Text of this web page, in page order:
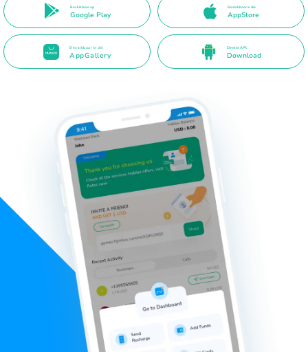
Beskikbaar op
Google Play
Beskikbaar in die
AppStore
Beskikbaar in die
AppGallery
Direkte APK
Download